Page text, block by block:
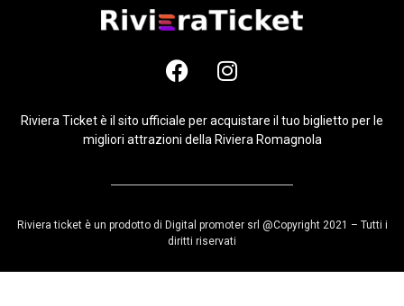
Riviera Ticket è il sito ufficiale per acquistare il tuo biglietto per le
migliori attrazioni della Riviera Romagnola
Riviera ticket è un prodotto di Digital promoter srl @Copyright 2021 – Tutti i
diritti riservati